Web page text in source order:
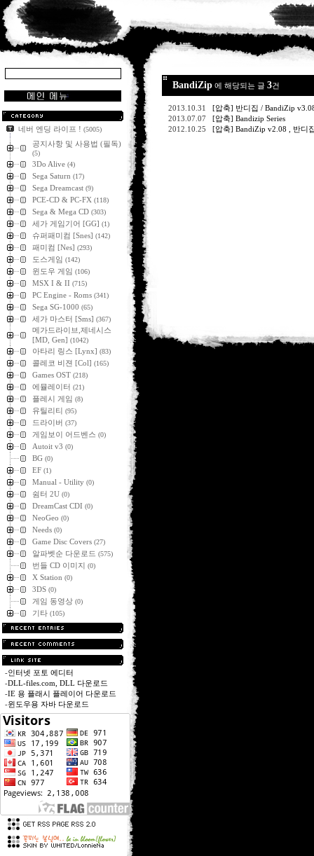
네버 엔딩 라이프 ! (5005)
공지사항 및 사용법 (필독)
(5)
3Do Alive (4)
Sega Saturn (17)
Sega Dreamcast (9)
PCE-CD & PC-FX (118)
Sega & Mega CD (303)
세가 게임기어 [GG] (1)
슈퍼패미컴 [Snes] (142)
패미컴 [Nes] (293)
도스게임 (142)
윈도우 게임 (106)
MSX I & II (715)
PC Engine - Roms (341)
Sega SG-1000 (65)
세가 마스터 [Sms] (367)
메가드라이브,제네시스
[MD, Gen] (1042)
아타리 링스 [Lynx] (83)
콜레코 비젼 [Col] (165)
Games OST (218)
에뮬레이터 (21)
플레시 게임 (8)
유틸리티 (95)
드라이버 (37)
게임보이 어드벤스 (0)
Autoit v3 (0)
BG (0)
EF (1)
Manual - Utility (0)
쉼터 2U (0)
DreamCast CDI (0)
NeoGeo (0)
Needs (0)
Game Disc Covers (27)
알파벳순 다운로드 (575)
번들 CD 이미지 (0)
X Station (0)
3DS (0)
게임 동영상 (0)
기타 (105)
-인터넷 포토 에디터
-DLL-files.com, DLL 다운로드
-IE 용 플래시 플레이어 다운로드
-윈도우용 자바 다운로드
BandiZip 에 해당되는 글 3건
2013.10.31 [압축] 반디집 / BandiZip
2013.07.07 [압축] Bandizip Series
2012.10.25 [압축] BandiZip v2.08 , 반디